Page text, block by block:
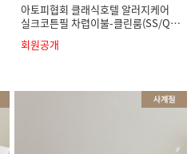
아토피협회 클래식호텔 알러지케어
실크코튼필 차렵이불-클린룸(SS/Q/
회원공개